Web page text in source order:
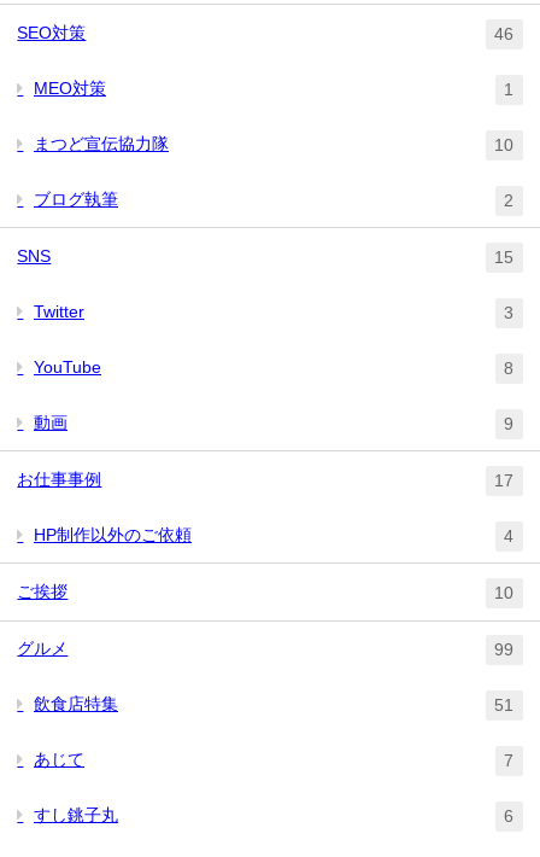
SEO対策 46
MEO対策 1
まつど宣伝協力隊 10
ブログ執筆 2
SNS 15
Twitter 3
YouTube 8
動画 9
お仕事事例 17
HP制作以外のご依頼 4
ご挨拶 10
グルメ 99
飲食店特集 51
あじて 7
すし銚子丸 6